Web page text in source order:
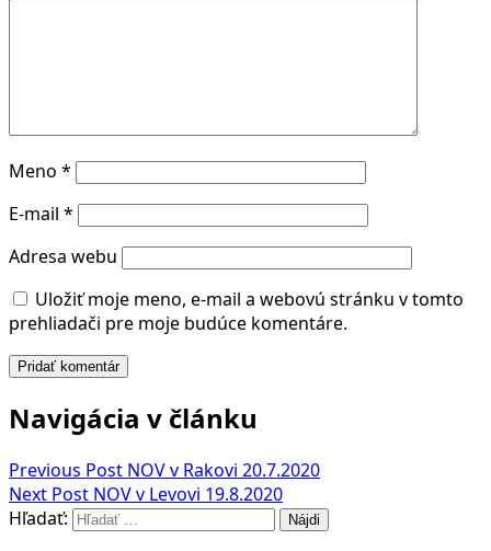
Meno *
E-mail *
Adresa webu
Uložiť moje meno, e-mail a webovú stránku v tomto
prehliadači pre moje budúce komentáre.
Navigácia v článku
Previous Post NOV v Rakovi 20.7.2020
Next Post NOV v Levovi 19.8.2020
Hľadať: